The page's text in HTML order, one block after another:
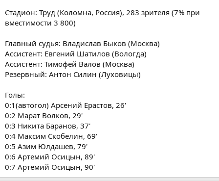
Стадион: Труд (Коломна, Россия), 283 зрителя (7% при
вместимости 3 800)
Главный судья: Владислав Быков (Москва)
Ассистент: Евгений Шатилов (Вологда)
Ассистент: Тимофей Валов (Москва)
Резервный: Антон Силин (Луховицы)
Голы:
0:1(автогол) Арсений Ерастов, 26'
0:2 Марат Волков, 29'
0:3 Никита Баранов, 37'
0:4 Максим Скобелин, 69'
0:5 Азим Юлдашев, 79'
0:6 Артемий Осицын, 89'
0:7 Артемий Осицын, 90'